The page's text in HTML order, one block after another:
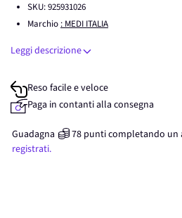
SKU:925931026
Marchio : MEDI ITALIA
Leggi descrizione
Reso facile e veloce
Paga in contanti alla consegna
Guadagna 78 punticompletando un
registrati.